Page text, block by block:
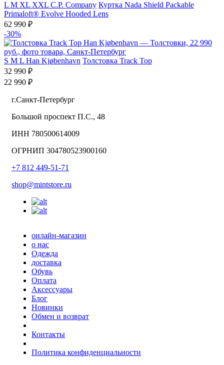
L M XL XXL C.P. Company Куртка Nada Shield Packable
Primaloft® Evolve Hooded Lens
62 990 ₽
-30%
S M L Han Kjøbenhavn Толстовка Track Top
32 990 ₽
22 990 ₽
г.Санкт-Петербург
Большой проспект П.С., 48
ИНН 780500614009
ОГРНИП 304780523900160
+7 812 449-51-71
shop@mintstore.ru
онлайн-магазин
о нас
Одежда
доставка
Обувь
Оплата
Аксессуары
Блог
Новинки
Обмен и возврат
Контакты
Политика конфиденциальности